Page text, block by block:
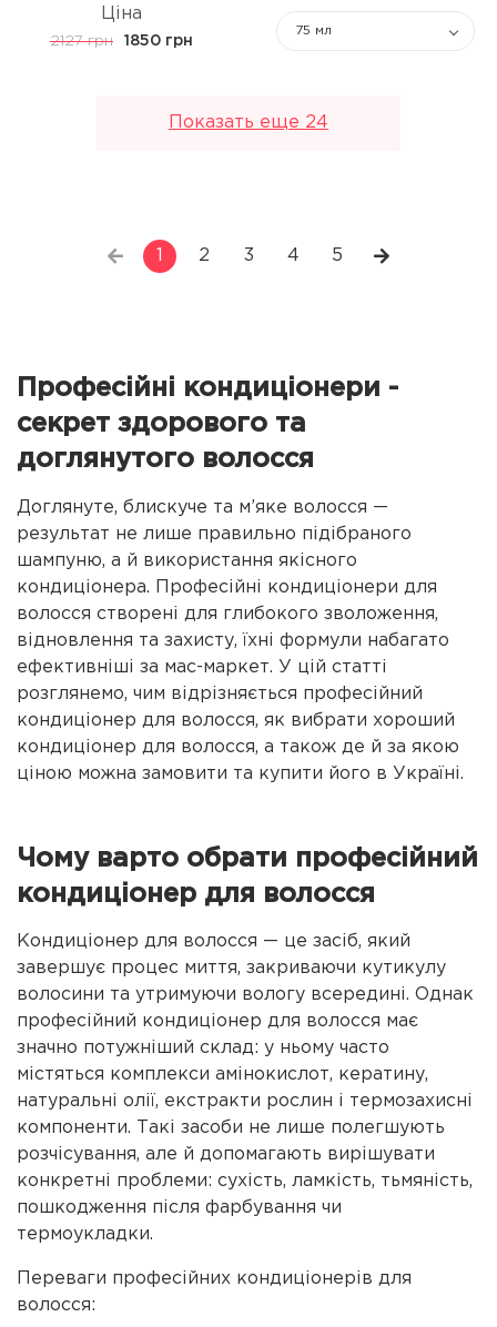
Ціна
2127 грн 1850 грн
75 мл
Показать еще 24
2 3 4 5
Професійні кондиціонери -
секрет здорового та
доглянутого волосся
Доглянуте, блискуче та м’яке волосся —
результат не лише правильно підібраного
шампуню, а й використання якісного
кондиціонера. Професійні кондиціонери для
волосся створені для глибокого зволоження,
відновлення та захисту, їхні формули набагато
ефективніші за мас-маркет. У цій статті
розглянемо, чим відрізняється професійний
кондиціонер для волосся, як вибрати хороший
кондиціонер для волосся, а також де й за якою
ціною можна замовити та купити його в Україні.
Чому варто обрати професійний
кондиціонер для волосся
Кондиціонер для волосся — це засіб, який
завершує процес миття, закриваючи кутикулу
волосини та утримуючи вологу всередині. Однак
професійний кондиціонер для волосся має
значно потужніший склад: у ньому часто
містяться комплекси амінокислот, кератину,
натуральні олії, екстракти рослин і термозахисні
компоненти. Такі засоби не лише полегшують
розчісування, але й допомагають вирішувати
конкретні проблеми: сухість, ламкість, тьмяність,
пошкодження після фарбування чи
термоукладки.
Переваги професійних кондиціонерів для
волосся: